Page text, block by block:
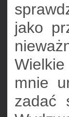
jako
mnie
zadać